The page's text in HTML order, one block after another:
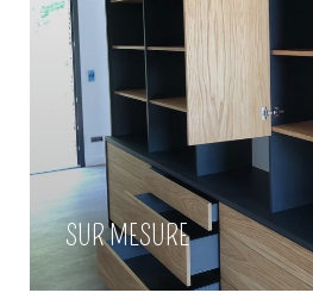
SUR MESURE
Escalier bois / Abri
Hume
Voir plus